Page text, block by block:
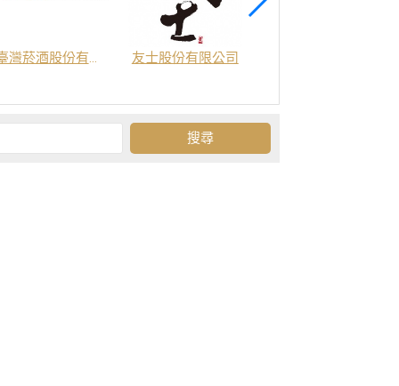
臺灣菸酒股份有限公司 友士股份有限公司